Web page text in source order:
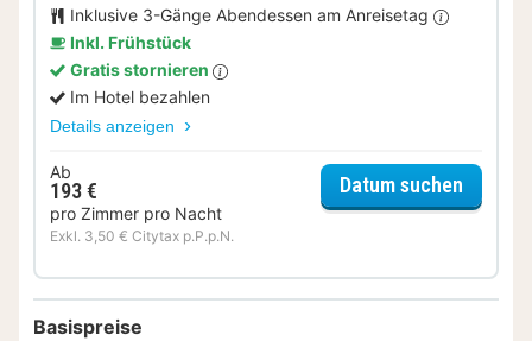
Inklusive 3-Gänge Abendessen am Anreisetag
Inkl. Frühstück
Gratis stornieren
Im Hotel bezahlen
Details anzeigen
Ab
193 €
pro Zimmer pro Nacht
Exkl. 3,50 € Citytax p.P.p.N.
Datum suchen
Basispreise